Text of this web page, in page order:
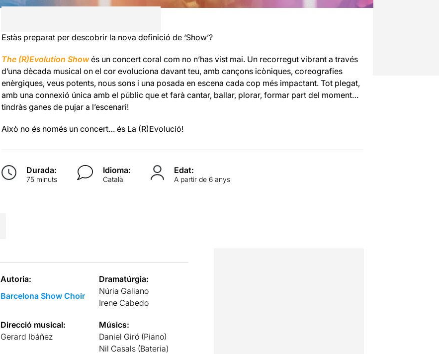
Estàs preparat per descobrir la nova definició de ‘Show’?
The (R)Evolution Show és un concert coral com no n’has vist mai. Un recorregut vibrant a través
d’una dècada musical on el cor evoluciona davant teu, amb cançons icòniques, coreografies
enèrgiques, veus potents, nous sons i una posada en escena cada cop més impactant. Tot plegat,
amb una connexió única amb el públic que et farà cantar, ballar, plorar, formar part del moment…
tindràs ganes de pujar a l’escenari!
Això no és només un concert… és La (R)Evolució!
Durada:
75 minuts
Idioma:
Català
Edat:
A partir de 6 anys
Autoria:
Barcelona Show Choir
Dramatúrgia:
Núria Galiano
Irene Cabedo
Direcció musical:
Gerard Ibáñez
Músics:
Daniel Giró (Piano)
Nil Casals (Bateria)